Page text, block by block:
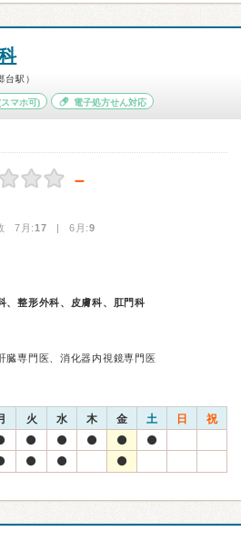
駅）
マホ可) 電子処方せん対応
－
7月:17 | 6月:9
、整形外科、皮膚科、肛門科
臓専門医、消化器内視鏡専門医
火 水 木 金 土 日 祝